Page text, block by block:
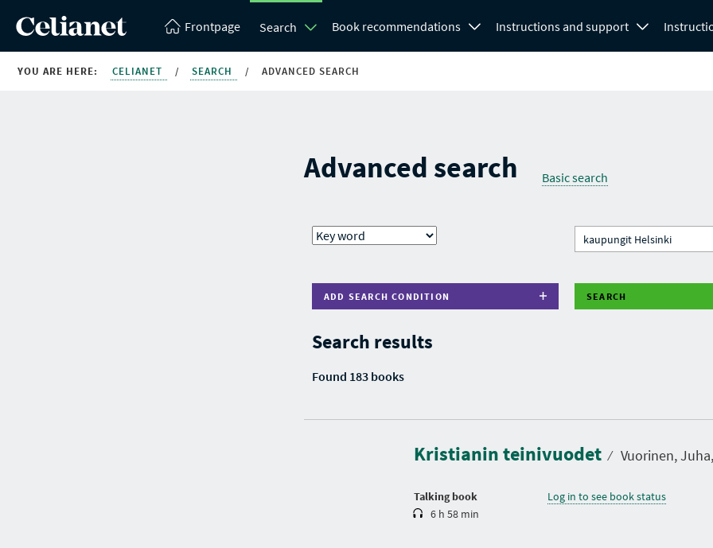
Frontpage Search Book recommendations Instructions and support
YOU ARE HERE: CELIANET / SEARCH / ADVANCED SEARCH
Advanced search Basic search
ADD SEARCH CONDITION SEARCH
Search results
Found 183 books
Kristianin teinivuodet ⁄ Vuorinen,
Talking book
r
t
n
6 h 58 min
Log in to see book status